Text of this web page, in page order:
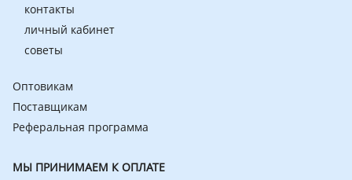
контакты
личный кабинет
советы
Оптовикам
Поставщикам
Реферальная программа
МЫ ПРИНИМАЕМ К ОПЛАТЕ